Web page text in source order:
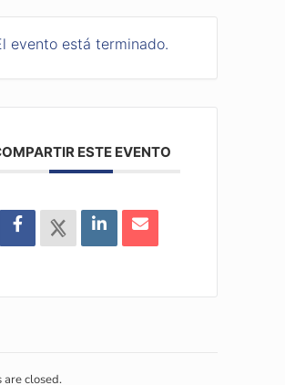
evento está terminado.
ESTE EVENTO
are closed.